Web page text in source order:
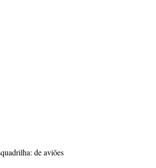
de aviões